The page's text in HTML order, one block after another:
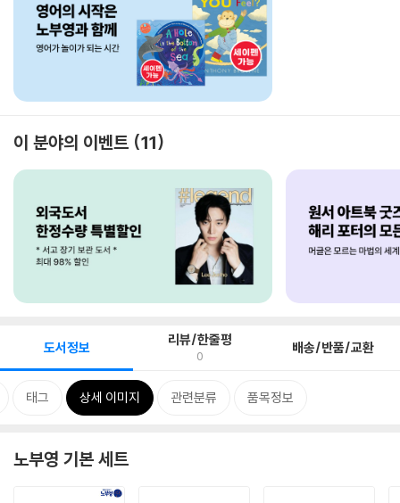
이 분야의 이벤트 11
도서정보 리뷰/한줄평
0 배송/반품/교환
태그 상세 이미지 관련분류 품목정보
노부영 기본 세트